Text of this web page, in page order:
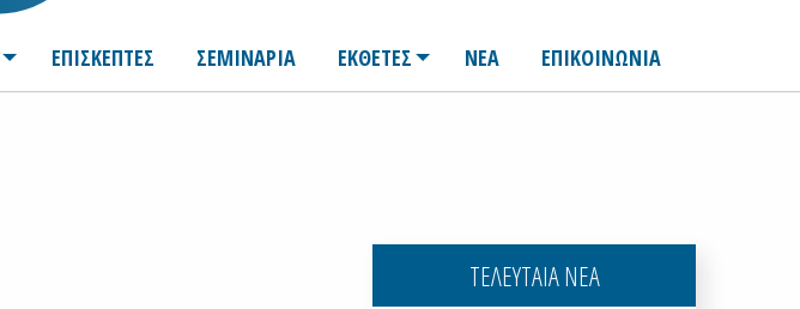
ΕΠΙΣΚΕΠΤΕΣ ΣΕΜΙΝΑΡΙΑ ΕΚΘΕΤΕΣ ΝΕΑ ΕΠΙΚΟΙΝΩΝΙΑ
ΤΕΛΕΥΤΑΙΑ ΝΕΑ